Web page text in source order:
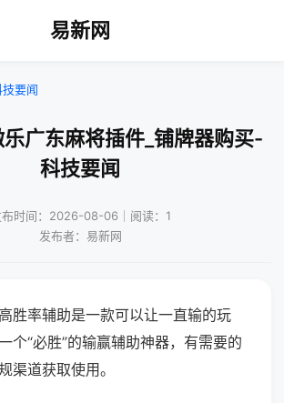
易新网
技要闻
广东麻将插件_铺牌器购买-
科技要闻
布时间：2026-08-06｜阅读：1
发布者：易新网
胜率辅助是一款可以让一直输的玩
个“必胜”的输赢辅助神器，有需要的
渠道获取使用。